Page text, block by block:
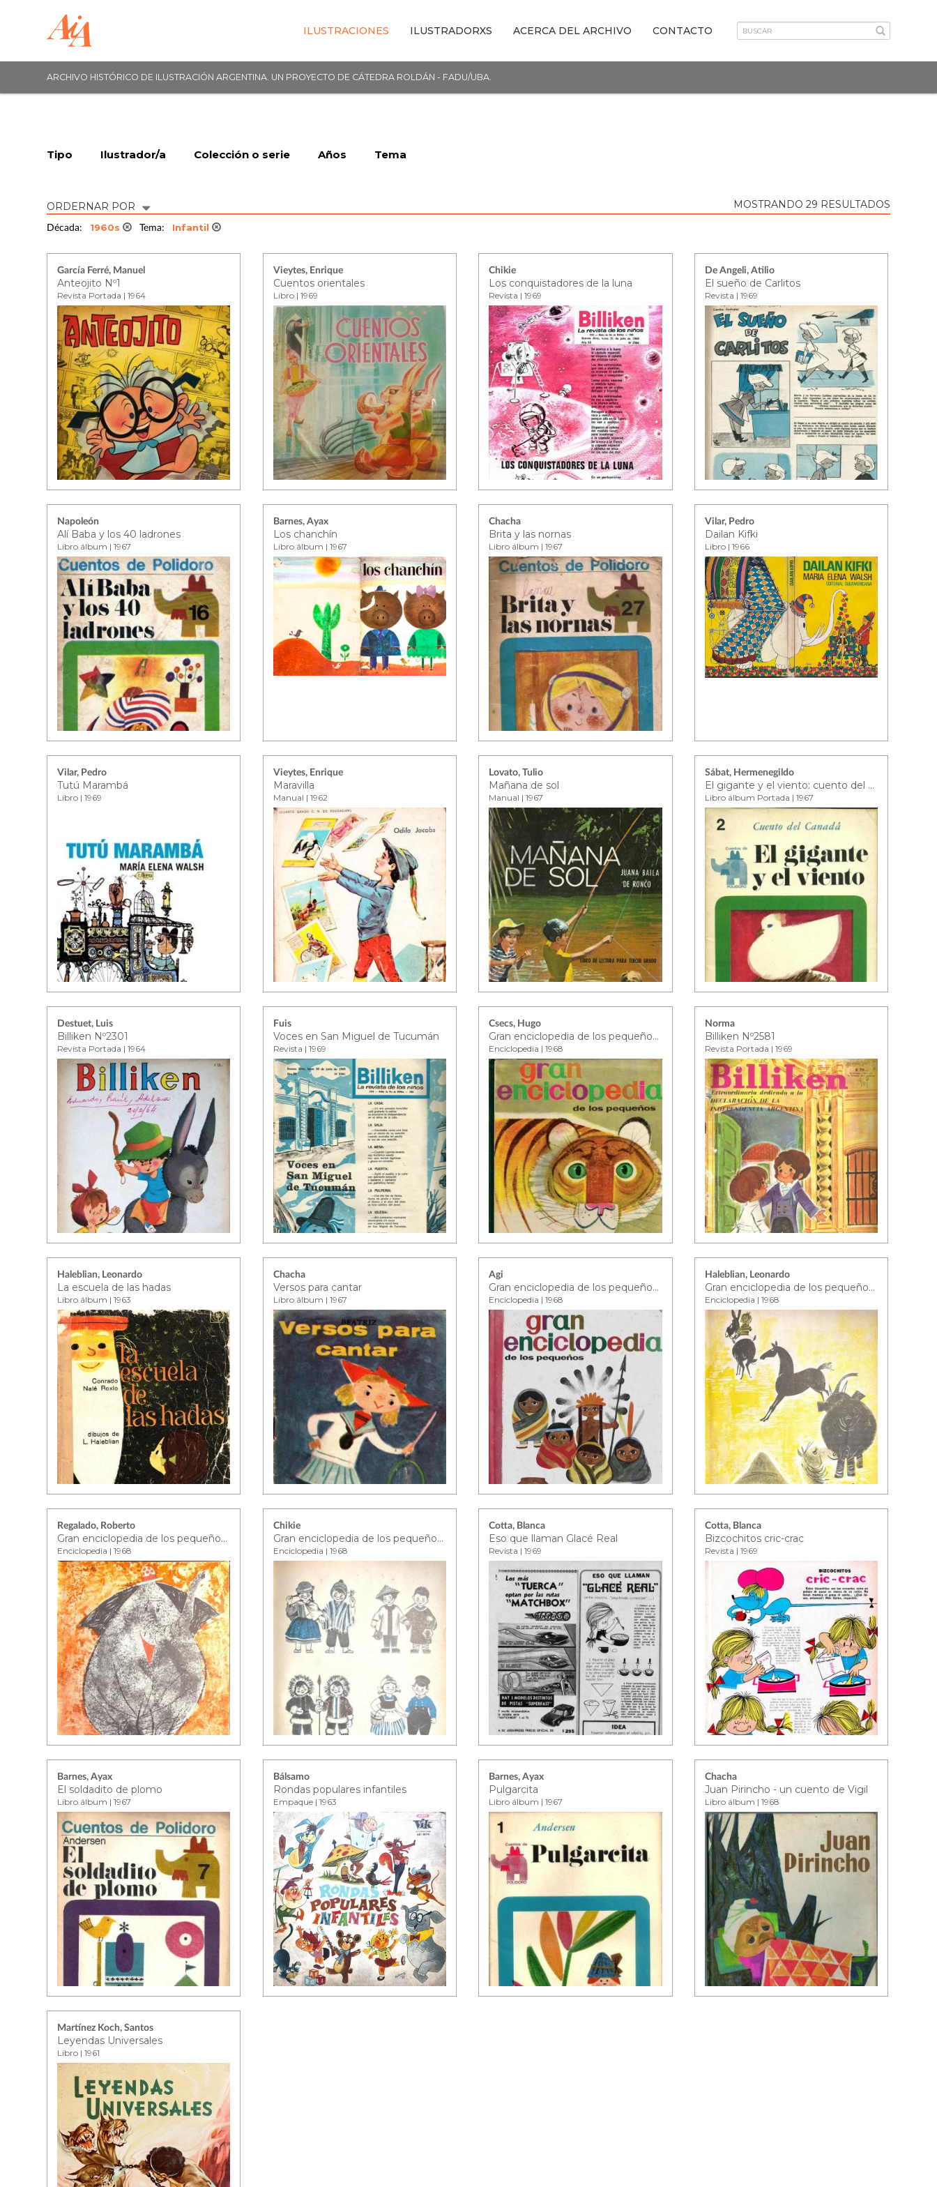
ILUSTRACIONES ILUSTRADORXS ACERCA DEL ARCHIVO CONTACTO
ARCHIVO HISTÓRICO DE ILUSTRACIÓN ARGENTINA. UN PROYECTO DE CÁTEDRA ROLDÁN - FADU/UBA.
Tipo Ilustrador/a Colección o serie Años Tema
ORDERNAR POR MOSTRANDO 29 RESULTADOS
Década: 1960s Tema: Infantil
García Ferré, Manuel
Anteojito Nº1
Revista Portada | 1964
Vieytes, Enrique
Cuentos orientales
Libro | 1969
Chikie
Los conquistadores de la luna
Revista | 1969
De Angeli, Atilio
El sueño de Carlitos
Revista | 1969
Napoleón
Alí Baba y los 40 ladrones
Libro álbum | 1967
Barnes, Ayax
Los chanchín
Libro álbum | 1967
Chacha
Brita y las nornas
Libro álbum | 1967
Vilar, Pedro
Dailan Kifki
Libro | 1966
Vilar, Pedro
Tutú Marambá
Libro | 1969
Vieytes, Enrique
Maravilla
Manual | 1962
Lovato, Tulio
Mañana de sol
Manual | 1967
Sábat, Hermenegildo
El gigante y el viento: cuento del Canadá
Libro álbum Portada | 1967
Destuet, Luis
Billiken Nº2301
Revista Portada | 1964
Fuis
Voces en San Miguel de Tucumán
Revista | 1969
Csecs, Hugo
Gran enciclopedia de los pequeños - tomo 5
Enciclopedia | 1968
Norma
Billiken Nº2581
Revista Portada | 1969
Haleblian, Leonardo
La escuela de las hadas
Libro álbum | 1963
Chacha
Versos para cantar
Libro álbum | 1967
Agi
Gran enciclopedia de los pequeños - tomo 4
Enciclopedia | 1968
Haleblian, Leonardo
Gran enciclopedia de los pequeños - tomo 4
Enciclopedia | 1968
Regalado, Roberto
Gran enciclopedia de los pequeños - tomo 4
Enciclopedia | 1968
Chikie
Gran enciclopedia de los pequeños - tomo 4
Enciclopedia | 1968
Cotta, Blanca
Eso que llaman Glacé Real
Revista | 1969
Cotta, Blanca
Bizcochitos cric-crac
Revista | 1969
Barnes, Ayax
El soldadito de plomo
Libro álbum | 1967
Bálsamo
Rondas populares infantiles
Empaque | 1963
Barnes, Ayax
Pulgarcita
Libro álbum | 1967
Chacha
Juan Pirincho - un cuento de Vigil
Libro álbum | 1968
Martínez Koch, Santos
Leyendas Universales
Libro | 1961